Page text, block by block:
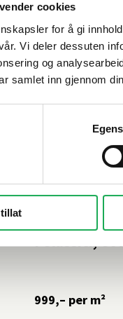
cookies
for å gi
Vi deler dessuten
og
samlet inn gjennom
I Classici,
999,– per m²